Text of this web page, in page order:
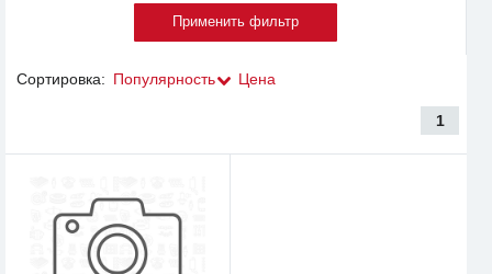
Сортировка: Популярность Цена
1